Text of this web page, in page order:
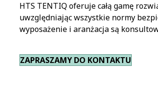
HTS TENTIQ oferuje całą gamę
uwzględniając wszystkie normy
wyposażenie i aranżacja są
ZAPRASZAMY DO KONTAKTU